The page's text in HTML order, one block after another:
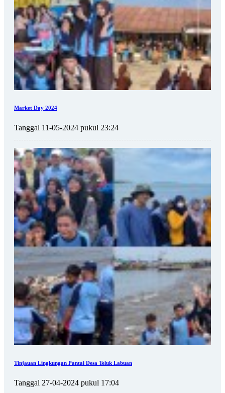
Market Day 2024
Tanggal 11-05-2024 pukul 23:24
Tinjauan Lingkungan Pantai Desa Teluk Labuan
Tanggal 27-04-2024 pukul 17:04